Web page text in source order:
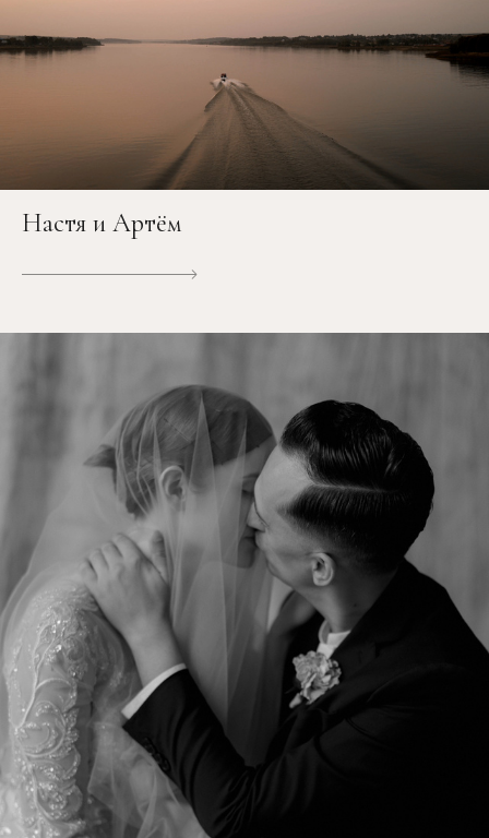
Настя и Артём